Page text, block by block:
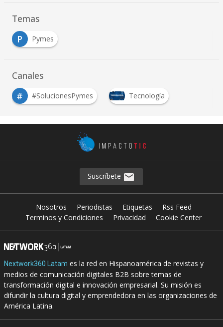
Temas
P
Pymes
Canales
#
#SolucionesPymes Tecnología
Suscríbete
Nosotros Periodistas Etiquetas
Rss Feed
Terminos y Condiciones
Privacidad Cookie Center
Nextwork360 Latam es la red en Hispanoamérica de revistas y
medios de comunicación digitales B2B sobre temas de
transformación digital e innovación empresarial. Su misión es
difundir la cultura digital y emprendedora en las organizaciones de
América Latina.